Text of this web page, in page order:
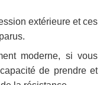
extérieure et ces
moderne, si vous
de prendre et